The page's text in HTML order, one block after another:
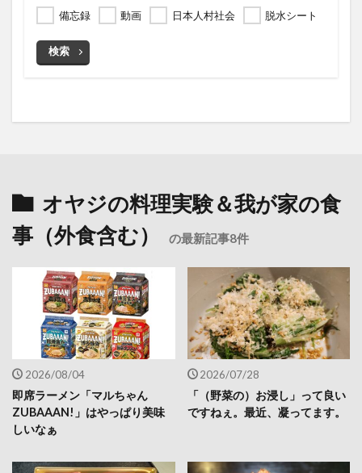
備忘録
動画 日本人村社会 脱水シート
検索
オヤジの料理実験＆我が家の食
事（外食含む）
の最新記事8件
2026/08/04
即席ラーメン「マルちゃん
ZUBAAAN!」はやっぱり美味
しいなぁ
2026/07/28
「（野菜の）お浸し」って良い
ですねぇ。最近、凝ってます。